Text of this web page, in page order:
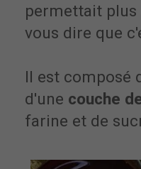
permettait plus
vous dire que
Il est composé
d'une couche
farine et de